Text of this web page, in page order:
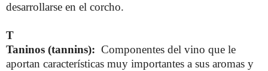
desarrollarse en el corcho.
T
Taninos (tannins): Componentes del vino que le
aportan características muy importantes a sus aromas y